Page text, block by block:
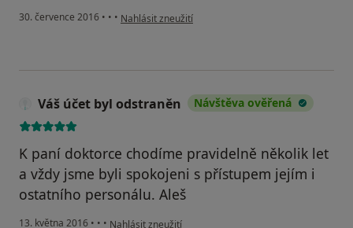
30. července 2016 • • • podle názoru uživatele Michal
Nahlásit zneužití
Váš účet byl odstraněn Návštěva ověřená
K paní doktorce chodíme pravidelně několik let
a vždy jsme byli spokojeni s přístupem jejím i
ostatního personálu. Aleš
13. května 2016 • • • podle názoru uživatele Váš účet byl odstraněn
Nahlásit zneužití